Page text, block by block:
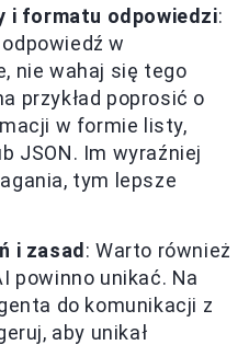
i formatu odpowiedzi:
w
nie wahaj się tego
przykład poprosić o
w formie listy,
JSON. Im wyraźniej
tym lepsze
i zasad : Warto również
powinno unikać. Na
do komunikacji z
aby unikał